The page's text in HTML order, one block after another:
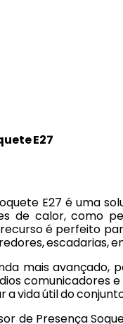
E27
E27 é uma
de calor, como
é perfeito
mais
comunicadores
a vida útil do
de Presença